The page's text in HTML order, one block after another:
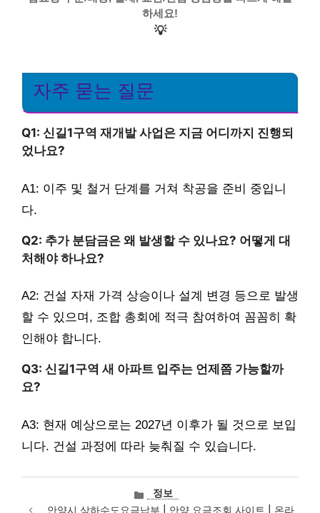
하세요!
💡
자주 묻는 질문
Q1: 신길1구역 재개발 사업은 지금 어디까지 진행되
었나요?
A1: 이주 및 철거 단계를 거쳐 착공을 준비 중입니
다.
Q2: 추가 분담금은 왜 발생할 수 있나요? 어떻게 대
처해야 하나요?
A2: 건설 자재 가격 상승이나 설계 변경 등으로 발생
할 수 있으며, 조합 총회에 적극 참여하여 꼼꼼히 확
인해야 합니다.
Q3: 신길1구역 새 아파트 입주는 언제쯤 가능할까
요?
A3: 현재 예상으로는 2027년 이후가 될 것으로 보입
니다. 건설 과정에 따라 늦춰질 수 있습니다.
카
테
정보
안양시 상하수도요금납부 | 안양 요금조회 사이트 | 온라